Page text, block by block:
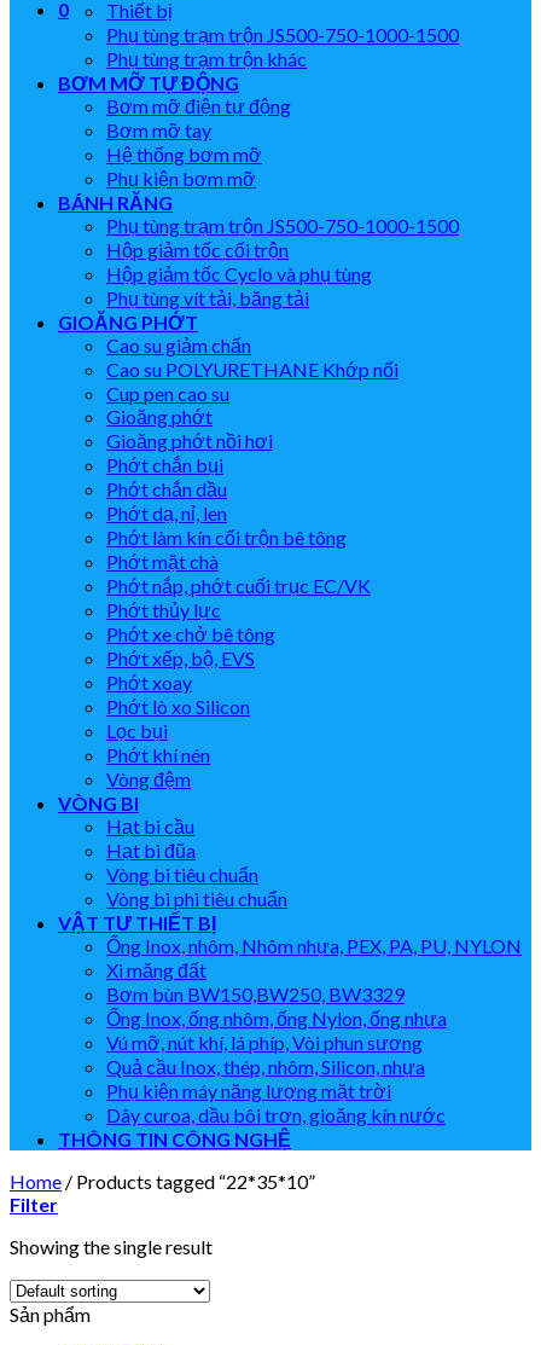
0
Thiết bị
Phụ tùng trạm trộn JS500-750-1000-1500
Phụ tùng trạm trộn khác
BƠM MỠ TỰ ĐỘNG
Bơm mỡ điện tự động
Bơm mỡ tay
Hệ thống bơm mỡ
Phụ kiện bơm mỡ
BÁNH RĂNG
Phụ tùng trạm trộn JS500-750-1000-1500
Hộp giảm tốc cối trộn
Hộp giảm tốc Cyclo và phụ tùng
Phụ tùng vít tải, băng tải
GIOĂNG PHỚT
Cao su giảm chấn
Cao su POLYURETHANE Khớp nối
Cup pen cao su
Gioăng phớt
Gioăng phớt nồi hơi
Phớt chắn bụi
Phớt chắn dầu
Phớt dạ, nỉ, len
Phớt làm kín cối trộn bê tông
Phớt mặt chà
Phớt nắp, phớt cuối trục EC/VK
Phớt thủy lực
Phớt xe chở bê tông
Phớt xếp, bộ, EVS
Phớt xoay
Phớt lò xo Silicon
Lọc bụi
Phớt khí nén
Vòng đệm
VÒNG BI
Hạt bi cầu
Hạt bi đũa
Vòng bi tiêu chuẩn
Vòng bi phi tiêu chuẩn
VẬT TƯ THIẾT BỊ
Ống Inox, nhôm, Nhôm nhựa, PEX, PA, PU, NYLON
Xi măng đất
Bơm bùn BW150,BW250, BW3329
Ống Inox, ống nhôm, ống Nylon, ống nhựa
Vú mỡ, nút khí, lá phíp, Vòi phun sương
Quả cầu Inox, thép, nhôm, Silicon, nhựa
Phụ kiện máy năng lượng mặt trời
Dây curoa, dầu bôi trơn, gioăng kín nước
THÔNG TIN CÔNG NGHỆ
Home / Products tagged “22*35*10”
Filter
Showing the single result
Sản phẩm